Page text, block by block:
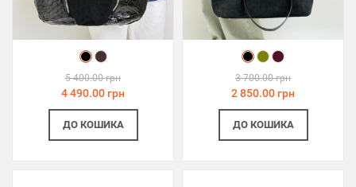
5 400.00 грн
4 490.00 грн
ДО КОШИКА
3 700.00 грн
2 850.00 грн
ДО КОШИКА